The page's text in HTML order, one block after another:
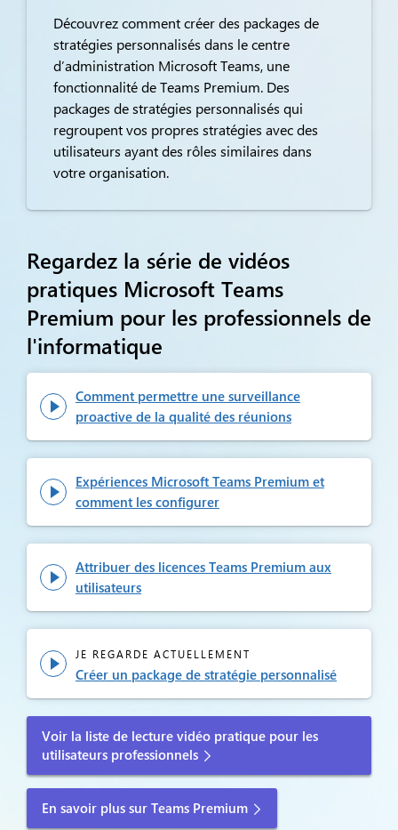
Découvrez comment créer des packages de
stratégies personnalisés dans le centre
d’administration Microsoft Teams, une
fonctionnalité de Teams Premium. Des
packages de stratégies personnalisés qui
regroupent vos propres stratégies avec des
utilisateurs ayant des rôles similaires dans
votre organisation.
Regardez la série de vidéos
pratiques Microsoft Teams
Premium pour les professionnels de
l'informatique

Comment permettre une surveillance
proactive de la qualité des réunions

Expériences Microsoft Teams Premium et
comment les configurer

Attribuer des licences Teams Premium aux
utilisateurs

JE REGARDE ACTUELLEMENT
Créer un package de stratégie personnalisé
Voir la liste de lecture vidéo pratique pour les
utilisateurs professionnels
En savoir plus sur Teams Premium